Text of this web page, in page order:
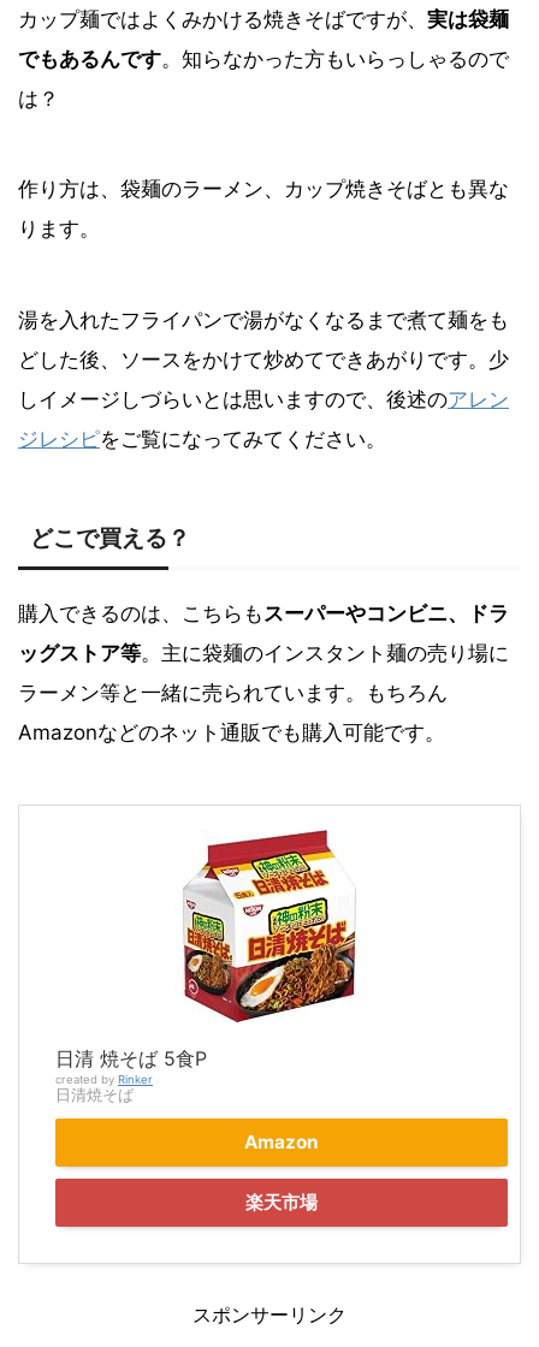
カップ麺ではよくみかける焼きそばですが、 実は袋麺
でもあるんです。知らなかった方もいらっしゃるので
は？
作り方は、袋麺のラーメン、カップ焼きそばとも異な
ります。
湯を入れたフライパンで湯がなくなるまで煮て麺をも
どした後、ソースをかけて炒めてできあがりです。少
しイメージしづらいとは思いますので、後述のアレン
ジレシピをご覧になってみてください。
どこで買える？
購入できるのは、こちらもスーパーやコンビニ、ドラ
ッグストア等。主に袋麺のインスタント麺の売り場に
ラーメン等と一緒に売られています。もちろん
Amazonなどのネット通販でも購入可能です。
日清 焼そば 5食P
created by Rinker
日清焼そば
Amazon
楽天市場
スポンサーリンク